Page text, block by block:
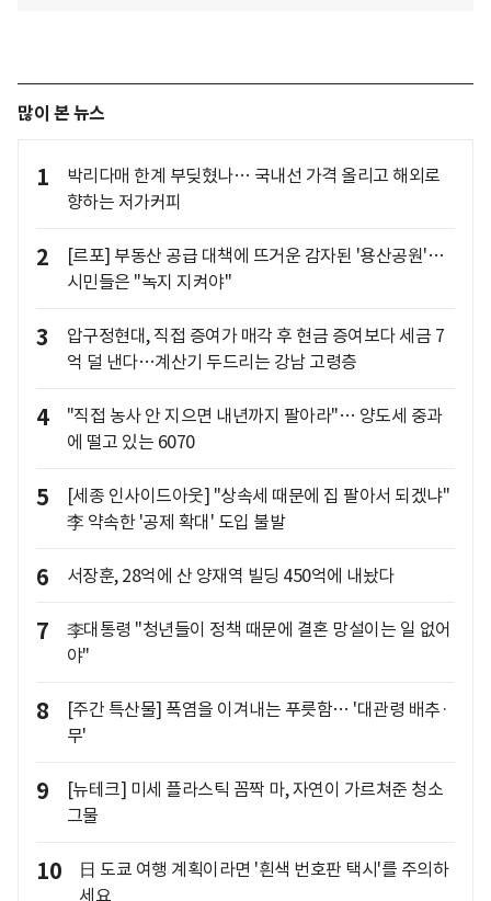
많이 본 뉴스
1
박리다매 한계 부딪혔나… 국내선 가격 올리고 해외로
향하는 저가커피
2
[르포] 부동산 공급 대책에 뜨거운 감자된 '용산공원'…
시민들은 "녹지 지켜야"
3
압구정현대, 직접 증여가 매각 후 현금 증여보다 세금 7
억 덜 낸다…계산기 두드리는 강남 고령층
4
"직접 농사 안 지으면 내년까지 팔아라"… 양도세 중과
에 떨고 있는 6070
5
[세종 인사이드아웃] "상속세 때문에 집 팔아서 되겠냐"
李 약속한 '공제 확대' 도입 불발
6 서장훈, 28억에 산 양재역 빌딩 450억에 내놨다
7
李대통령 "청년들이 정책 때문에 결혼 망설이는 일 없어
야"
8
[주간 특산물] 폭염을 이겨내는 푸릇함… '대관령 배추·
무'
9
[뉴테크] 미세 플라스틱 꼼짝 마, 자연이 가르쳐준 청소
그물
10
日 도쿄 여행 계획이라면 '흰색 번호판 택시'를 주의하
세요